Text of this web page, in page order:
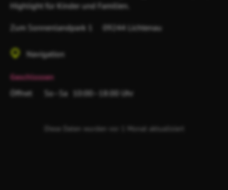
Zum Sonnenlandpark 1 09244 Lichtenau
Navigation
Geschlossen
Öffnet
So–Sa 10:00–18:00 Uhr
Highlight für Kinder und Familien.
Diese Daten wurden vor 1 Monat aktualisiert